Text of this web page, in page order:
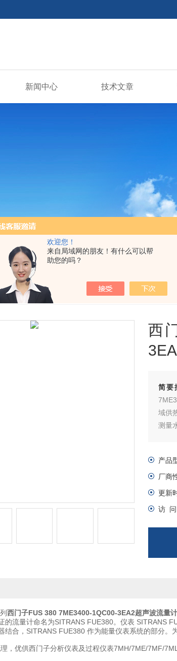
欢迎您！
来自局域网的朋友！有什么可以帮
助您的吗？
新闻中心 技术文章
您的位置： 网站首页>产品展示
西
简要
域供
测量
产品
厂商
更新
访 问
西门子FUS 380 7ME3400-1QC00-3EA2超声波流量计
的流量计命名为SITRANS FUE380。仪表 SITRANS
结合，SITRANS FUE380 作为能量仪表系统的部分。
理，优供西门子分析仪表及过程仪表7MH/7ME/7MF/